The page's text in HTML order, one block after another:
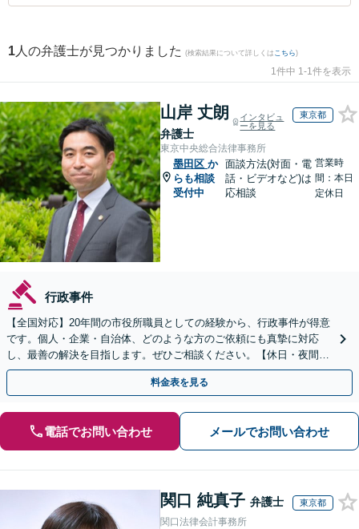
1 人の弁護士が見つかりました (検索結果について詳しくは こちら)
1件中 1-1件を表示
山岸 丈朗
弁護士
インタビュ
ーを見る
東京都
東京中央総合法律事務所
墨田区 か
らも相談
受付中
面談方法(対面・電
話・ビデオなど)は
応相談
営業時
間：本日
定休日
行政事件
【全国対応】20年間の市役所職員としての経験から、行政事件が得意
です。個人・企業・自治体、どのような方のご依頼にも真摯に対応
し、最善の解決を目指します。ぜひご相談ください。【休日・夜間相
談可】【ビデオ面談可】【銀座駅1分】
料金表を見る
電話でお問い合わせ メールでお問い合わせ
関口 純真子 弁護士 東京都
関口法律会計事務所